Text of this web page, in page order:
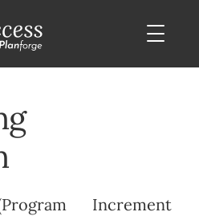
Increment